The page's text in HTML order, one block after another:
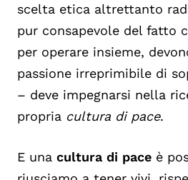
scelta etica altrettanto
pur consapevole del fatto
per operare insieme,
passione irreprimibile di
– deve impegnarsi nella
propria cultura di pace.
E una cultura di pace è